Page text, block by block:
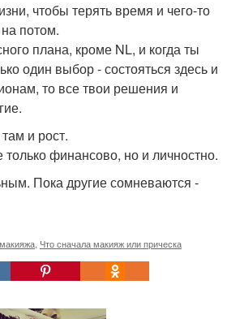
чтобы терять время и чего-то
потом.
плана, кроме NL, и когда ты
один выбор - состояться здесь и
то все твои решения и
и рост.
финансово, но и личностно.
Пока другие сомневаются -
Что сначала макияж или прическа